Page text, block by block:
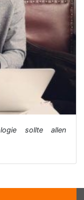
sollte allen